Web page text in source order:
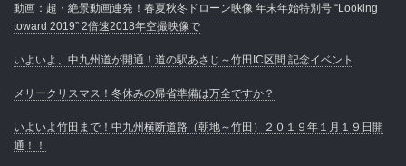
動画：超・絶景動画連発！春夏秋冬ドローン映像 年末年始特別号 “Looking
toward 2019” 2倍速2018年空撮映像で
いよいよ、中九州道が開通！道の駅あさじ～竹田IC区間 記念イベント
メリークリスマス！冬休みの帰省準備は万全ですか？
いよいよ竹田まで！中九州横断道路（朝地～竹田）２０１９年１月１９日開
通！！